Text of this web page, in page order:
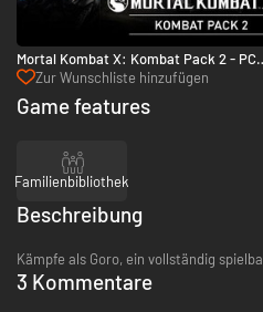
Mortal Kombat X: Kombat Pack 2 - PC
(Steam)
Zur Wunschliste hinzufügen
Game features
Familienbibliothek
Beschreibung
Kämpfe als Goro, ein vollständig
3 Kommentare